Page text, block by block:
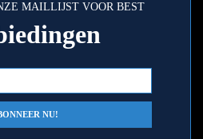
MAILLIJST VOOR BEST